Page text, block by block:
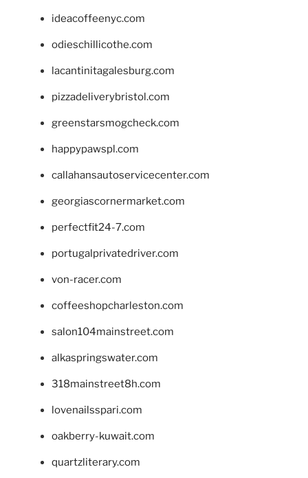
ideacoffeenyc.com
odieschillicothe.com
lacantinitagalesburg.com
pizzadeliverybristol.com
greenstarsmogcheck.com
happypawspl.com
callahansautoservicecenter.com
georgiascornermarket.com
perfectfit24-7.com
portugalprivatedriver.com
von-racer.com
coffeeshopcharleston.com
salon104mainstreet.com
alkaspringswater.com
318mainstreet8h.com
lovenailsspari.com
oakberry-kuwait.com
quartzliterary.com